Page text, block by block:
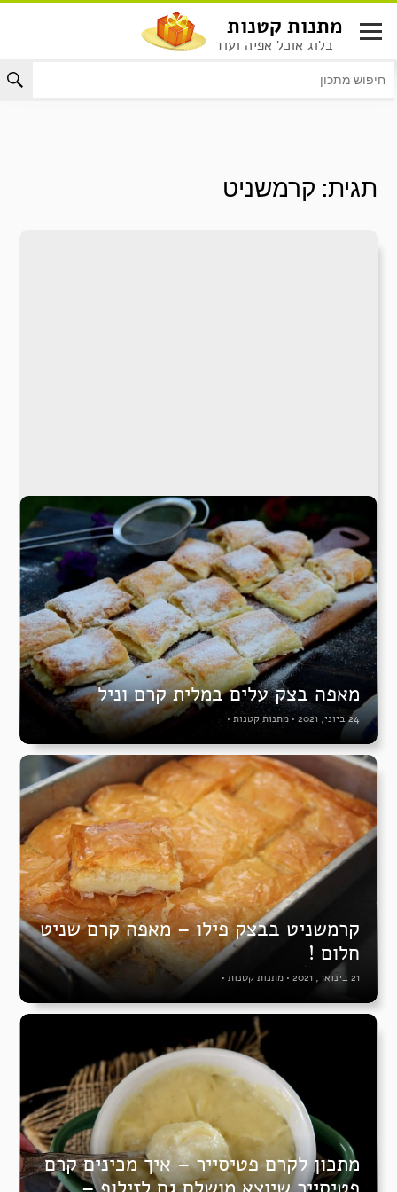
לתוכן
מתנות קטנות
בלוג אוכל אפיה ועוד
תגית: קרמשניט
מאפה בצק עלים במלית קרם וניל
24 ביוני, 2021 • מתנות קטנות •
קרמשניט בבצק פילו – מאפה קרם שניט
חלום !
21 בינואר, 2021 • מתנות קטנות •
מתכון לקרם פטיסייר – איך מכינים קרם